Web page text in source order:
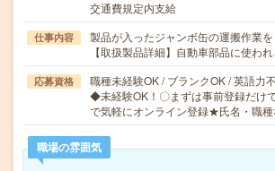
交通費規定内支給
仕事内容
製品が入ったジャンボ缶の運搬作業を
【取扱製品詳細】自動車部品に使わ
応募資格
職種未経験OK / ブランクOK / 英語力
◆未経験OK！〇まずは事前登録だけ
で気軽にオンライン登録★氏名・職
職場の雰囲気